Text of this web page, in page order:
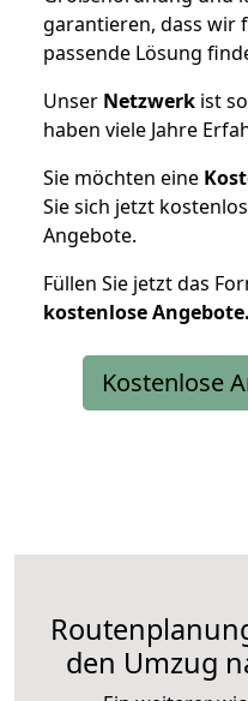
garantieren, dass wir
passende Lösung
Unser Netzwerk ist
haben viele Jahre
Sie möchten eine
Sie sich jetzt
Angebote.
Füllen Sie jetzt das
kostenloseAngebote.
Kostenlose
den Umzug